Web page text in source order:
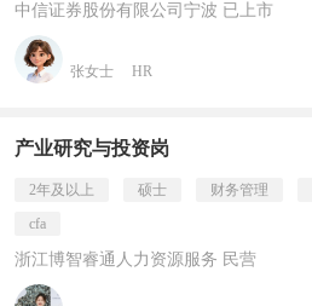
中信证券股份有限公司宁波 已上市
张女士 HR
产业研究与投资岗
2年及以上 硕士 财务管理
cfa
浙江博智睿通人力资源服务 民营